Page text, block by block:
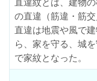
の直違（筋違・筋
直違は地震や風で
ら、家を守る、城
で家紋となった。